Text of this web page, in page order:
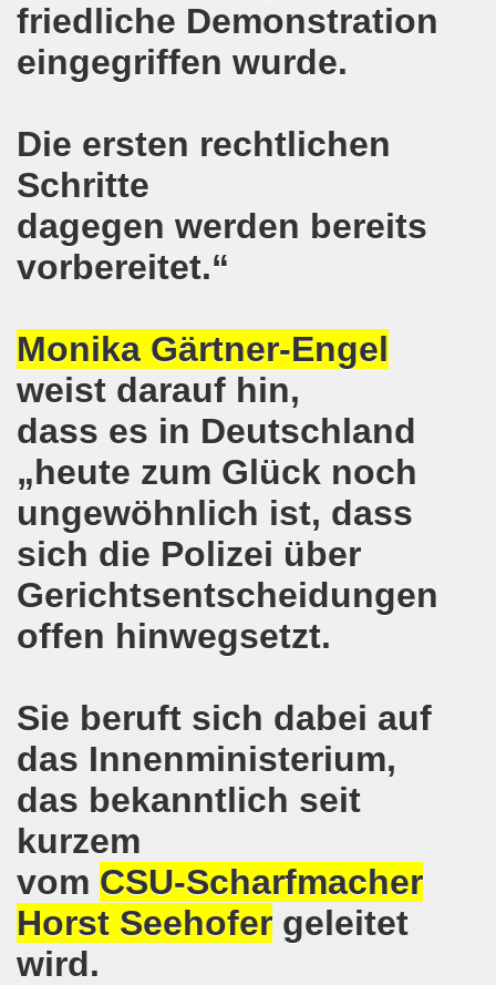
friedliche Demonstration
eingegriffen wurde.
Die ersten rechtlichen
Schritte
dagegen werden bereits
vorbereitet.“
Monika Gärtner-Engel
weist darauf hin,
dass es in Deutschland
„heute zum Glück noch
ungewöhnlich ist, dass
sich die Polizei über
Gerichtsentscheidungen
offen hinwegsetzt.
Sie beruft sich dabei auf
das Innenministerium,
das bekanntlich seit
kurzem
vom CSU-Scharfmacher
Horst Seehofer geleitet
wird.
Bewegung am 10.12.2018 mit gelben Westen und
feiert am 10.12.2018 die 700. Bürgerbewegung
Bewegung fordert am 03.12.2018: Freigabe des
vor dem Amtsgericht Gelsenkirchen: Weg mit der
Bewegung protestiert und demonstriert am 05.11.2018
Bewegung ruft auf am 05.11.2018 zur Solidarität mit
am 24.09.2018 uneingeschränkt
am 13.10.2018 mit tollem Beitrag in Berlin
Setzen wir gemeinsam ein kämpferisches Zeichen
Montagsdemonstration: Kampf gegen
Bewegung am 01.10.2018 - gegen die
und Montagsdemonstranten Frank Oettler aus
Bewegung in Gelsenkirchen
Beeindruckender Protest am 17.09.2018
Regierung in Berlin als Teil der Großdemonstration
Bewegung am 17.09.2018 ruft auf zum Protest gegen
Arbeiter und an die kämpfenden Arbeiterinnen bei